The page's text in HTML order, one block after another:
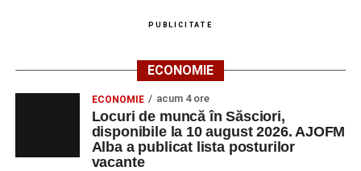
Adaugă-ne ca sursă preferată
Urmărește-ne pe Google News
Ultimele știri din Sebeș
PUBLICITATE
ECONOMIE
ECONOMIE acum 4 ore
Locuri de muncă în Săsciori,
disponibile la 10 august 2026. AJOFM
Alba a publicat lista posturilor
vacante